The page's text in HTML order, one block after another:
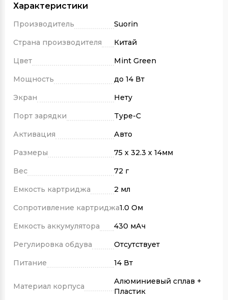
Характеристики
Производитель
Suorin
Страна производителя
Китай
Цвет
Mint Green
Мощность
до 14 Вт
Экран
Нету
Порт зарядки
Type-C
Активация
Авто
Размеры
75 х 32.3 х 14мм
Вес
72 г
Емкость картриджа
2 мл
Сопротивление картриджа1.0 Ом
Емкость аккумулятора
430 мАч
Регулировка обдува
Отсутствует
Питание
14 Вт
Материал корпуса
Алюминиевый сплав +
Пластик